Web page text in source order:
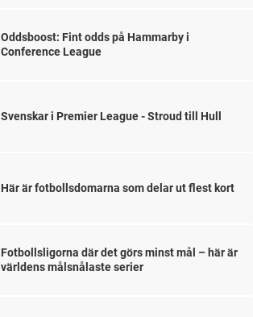
Oddsboost: Fint odds på Hammarby i
Conference League
Svenskar i Premier League - Stroud till Hull
Här är fotbollsdomarna som delar ut flest kort
Fotbollsligorna där det görs minst mål – här är
världens målsnålaste serier